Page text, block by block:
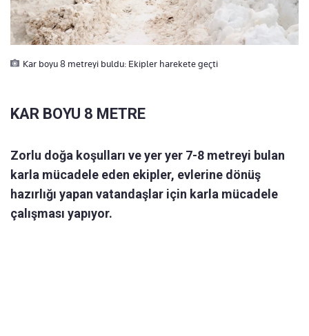
Kar boyu 8 metreyi buldu: Ekipler harekete geçti
KAR BOYU 8 METRE
Zorlu doğa koşulları ve yer yer 7-8 metreyi bulan
karla mücadele eden ekipler, evlerine dönüş
hazırlığı yapan vatandaşlar için karla mücadele
çalışması yapıyor.